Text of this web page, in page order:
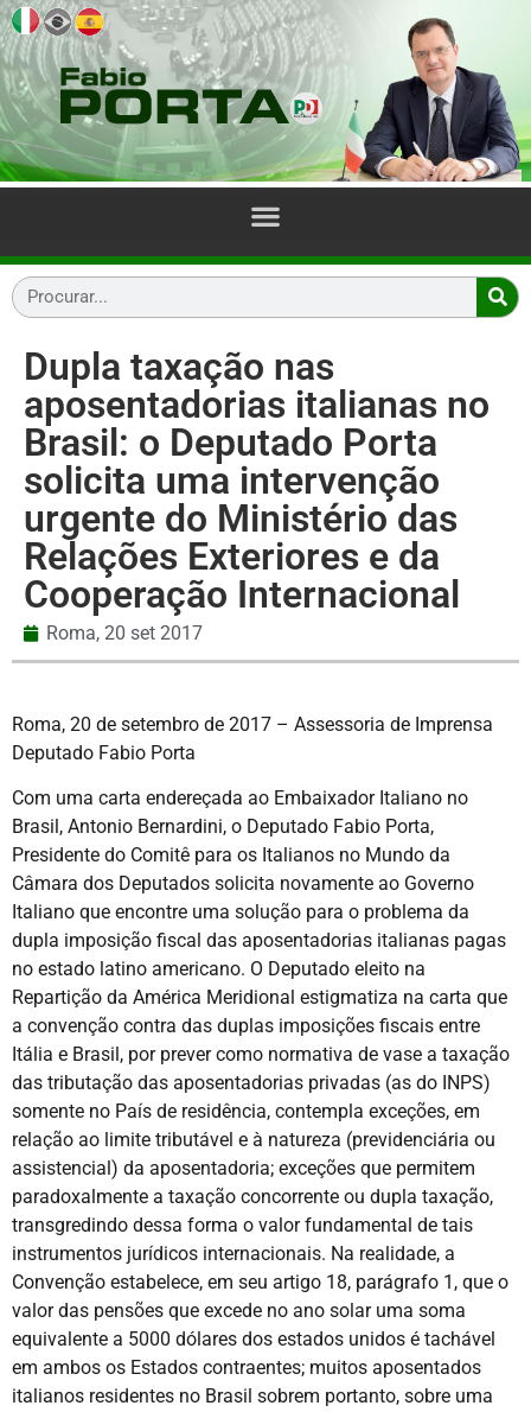
Dupla taxação nas
aposentadorias italianas no
Brasil: o Deputado Porta
solicita uma intervenção
urgente do Ministério das
Relações Exteriores e da
Cooperação Internacional
Roma, 20 set 2017
Roma, 20 de setembro de 2017 – Assessoria de Imprensa
Deputado Fabio Porta
Com uma carta endereçada ao Embaixador Italiano no
Brasil, Antonio Bernardini, o Deputado Fabio Porta,
Presidente do Comitê para os Italianos no Mundo da
Câmara dos Deputados solicita novamente ao Governo
Italiano que encontre uma solução para o problema da
dupla imposição fiscal das aposentadorias italianas pagas
no estado latino americano. O Deputado eleito na
Repartição da América Meridional estigmatiza na carta que
a convenção contra das duplas imposições fiscais entre
Itália e Brasil, por prever como normativa de vase a taxação
das tributação das aposentadorias privadas (as do INPS)
somente no País de residência, contempla exceções, em
relação ao limite tributável e à natureza (previdenciária ou
assistencial) da aposentadoria; exceções que permitem
paradoxalmente a taxação concorrente ou dupla taxação,
transgredindo dessa forma o valor fundamental de tais
instrumentos jurídicos internacionais. Na realidade, a
Convenção estabelece, em seu artigo 18, parágrafo 1, que o
valor das pensões que excede no ano solar uma soma
equivalente a 5000 dólares dos estados unidos é tachável
em ambos os Estados contraentes; muitos aposentados
italianos residentes no Brasil sobrem portanto, sobre uma